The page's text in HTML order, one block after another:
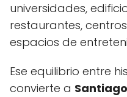
universidades,
restaurantes,
espacios de
Ese equilibrio entre
convierte a